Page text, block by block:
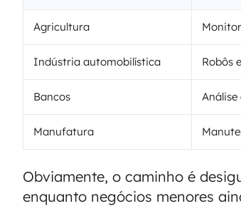
Agricultura
Indústria automobilística Robôs
Bancos
Manufatura
Obviamente, o caminho é
enquanto negócios menores